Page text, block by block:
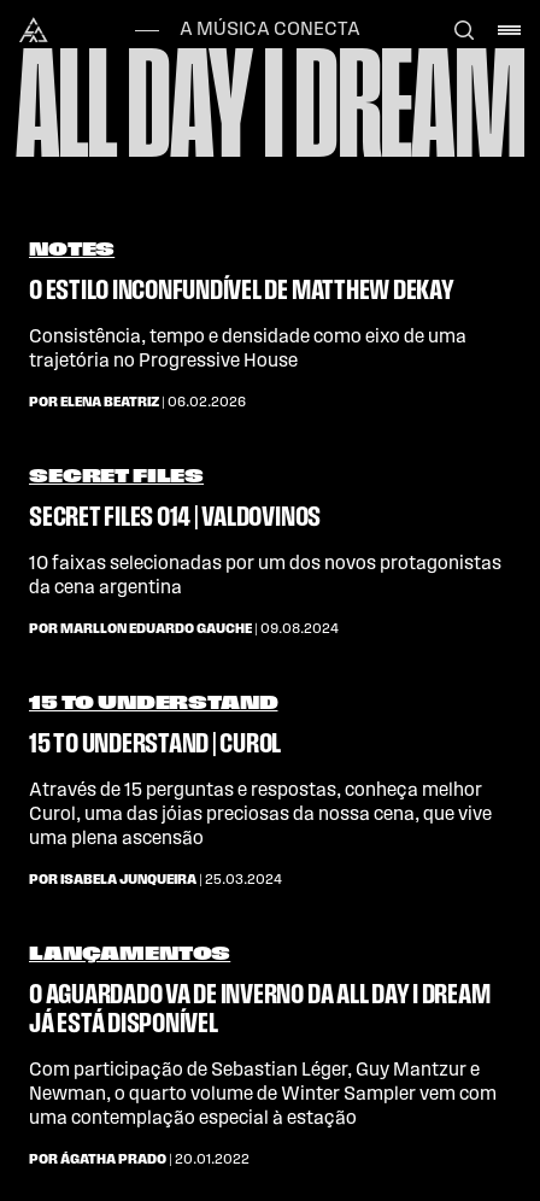
Alataj
A MÚSICA CONECTA
ALL DAY I DREAM
NOTES
O ESTILO INCONFUNDÍVEL DE MATTHEW DEKAY
Consistência, tempo e densidade como eixo de uma
trajetória no Progressive House
POR ELENA BEATRIZ | 06.02.2026
SECRET FILES
SECRET FILES 014 | VALDOVINOS
10 faixas selecionadas por um dos novos protagonistas
da cena argentina
POR MARLLON EDUARDO GAUCHE | 09.08.2024
15 TO UNDERSTAND
15 TO UNDERSTAND | CUROL
Através de 15 perguntas e respostas, conheça melhor
Curol, uma das jóias preciosas da nossa cena, que vive
uma plena ascensão
POR ISABELA JUNQUEIRA | 25.03.2024
LANÇAMENTOS
O AGUARDADO VA DE INVERNO DA ALL DAY I DREAM
JÁ ESTÁ DISPONÍVEL
Com participação de Sebastian Léger, Guy Mantzur e
Newman, o quarto volume de Winter Sampler vem com
uma contemplação especial à estação
POR ÁGATHA PRADO | 20.01.2022